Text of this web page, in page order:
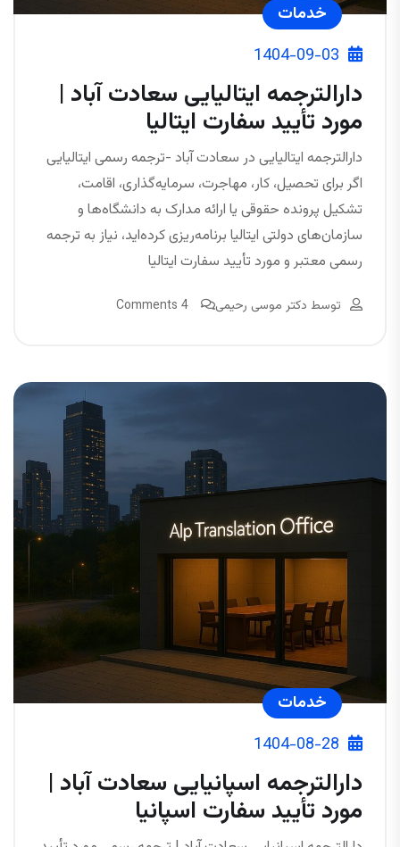
خدمات
1404-09-03
دارالترجمه ایتالیایی سعادت آباد |
مورد تأیید سفارت ایتالیا
دارالترجمه ایتالیایی در سعادت آباد -ترجمه رسمی ایتالیایی
اگر برای تحصیل، کار، مهاجرت، سرمایه‌گذاری، اقامت،
تشکیل پرونده حقوقی یا ارائه مدارک به دانشگاه‌ها و
سازمان‌های دولتی ایتالیا برنامه‌ریزی کرده‌اید، نیاز به ترجمه
رسمی معتبر و مورد تأیید سفارت ایتالیا
توسط دکتر موسی رحیمی 4 Comments
خدمات
1404-08-28
دارالترجمه اسپانیایی سعادت آباد |
مورد تأیید سفارت اسپانیا